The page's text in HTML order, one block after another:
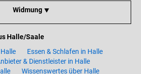
Widmung ⯆
Halle/Saale
Essen & Schlafen in Halle
& Dienstleister in Halle
Wissenswertes über Halle